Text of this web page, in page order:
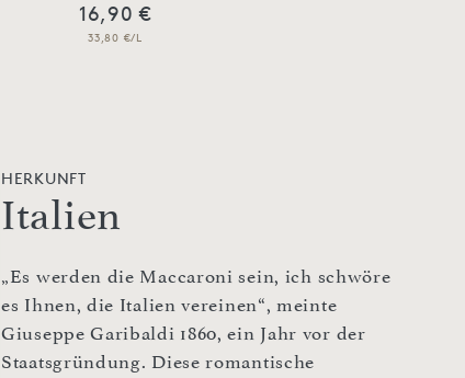
16,90 €
33,80 €/L
HERKUNFT
Italien
„Es werden die Maccaroni sein, ich schwöre
es Ihnen, die Italien vereinen“, meinte
Giuseppe Garibaldi 1860, ein Jahr vor der
Staatsgründung. Diese romantische